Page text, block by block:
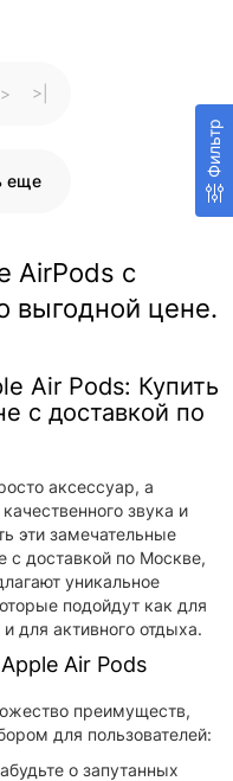
Фильтр
еще
> >|
AirPods с
выгодной цене.
Air Pods: Купить
с доставкой по
аксессуар, а
звука и
эти замечательные
с доставкой по Москве,
уникальное
подойдут как для
для активного отдыха.
Air Pods
преимуществ,
для пользователей:
о запутанных